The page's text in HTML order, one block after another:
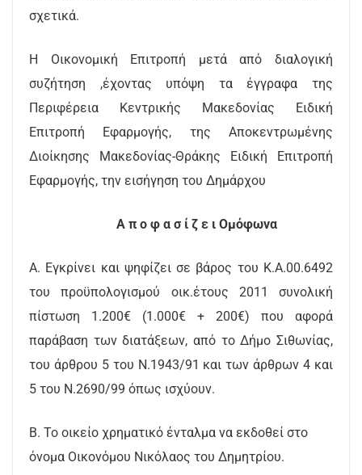
σχετικά.
Η Οικονομική Επιτροπή μετά από διαλογική
συζήτηση ,έχοντας υπόψη τα έγγραφα της
Περιφέρεια Κεντρικής Μακεδονίας Ειδική
Επιτροπή Εφαρμογής, της Αποκεντρωμένης
Διοίκησης Μακεδονίας-Θράκης Ειδική Επιτροπή
Εφαρμογής, την εισήγηση του Δημάρχου
Α π ο φ α σ ί ζ ε ι Ομόφωνα
Α. Εγκρίνει και ψηφίζει σε βάρος του Κ.Α.00.6492
του προϋπολογισμού οικ.έτους 2011 συνολική
πίστωση 1.200€ (1.000€ + 200€) που αφορά
παράβαση των διατάξεων, από το Δήμο Σιθωνίας,
του άρθρου 5 του Ν.1943/91 και των άρθρων 4 και
5 του Ν.2690/99 όπως ισχύουν.
Β. Το οικείο χρηματικό ένταλμα να εκδοθεί στο
όνομα Οικονόμου Νικόλαος του Δημητρίου.